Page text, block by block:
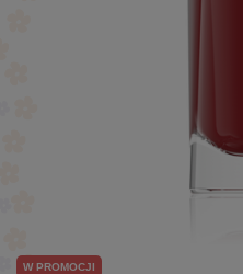
W PROMOCJI